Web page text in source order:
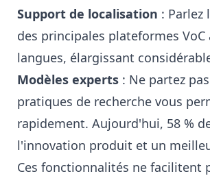
Support de localisation :
des principales plateformes
langues, élargissant
Modèles experts : Ne partez
pratiques de recherche vous
rapidement. Aujourd'hui, 58 %
l'innovation produit et un
Ces fonctionnalités ne facilitent